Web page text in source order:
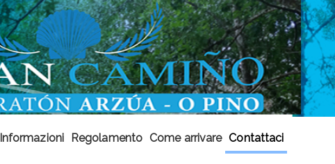
Informazioni Regolamento Come arrivare Contattaci